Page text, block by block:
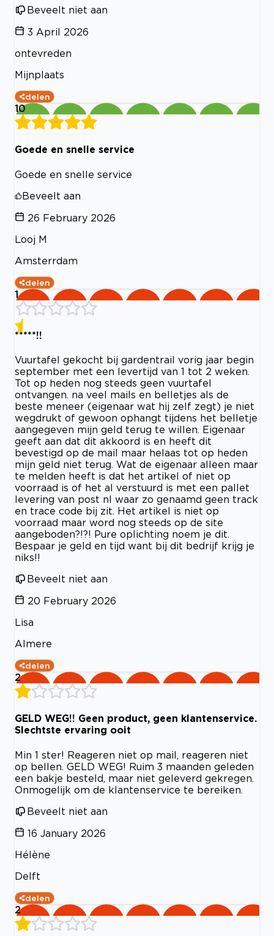
Beveelt niet aan
3 April 2026
ontevreden
Mijnplaats
delen
10
Goede en snelle service
Goede en snelle service
Beveelt aan
26 February 2026
Looj M
Amsterrdam
delen
1
*****!!
Vuurtafel gekocht bij gardentrail vorig jaar begin
september met een levertijd van 1 tot 2 weken.
Tot op heden nog steeds geen vuurtafel
ontvangen. na veel mails en belletjes als de
beste meneer (eigenaar wat hij zelf zegt) je niet
wegdrukt of gewoon ophangt tijdens het belletje
aangegeven mijn geld terug te willen. Eigenaar
geeft aan dat dit akkoord is en heeft dit
bevestigd op de mail maar helaas tot op heden
mijn geld niet terug. Wat de eigenaar alleen maar
te melden heeft is dat het artikel of niet op
voorraad is of het al verstuurd is met een pallet
levering van post nl waar zo genaamd geen track
en trace code bij zit. Het artikel is niet op
voorraad maar word nog steeds op de site
aangeboden?!?! Pure oplichting noem je dit.
Bespaar je geld en tijd want bij dit bedrijf krijg je
niks!!
Beveelt niet aan
20 February 2026
Lisa
Almere
delen
2
GELD WEG!! Geen product, geen klantenservice.
Slechtste ervaring ooit
Min 1 ster! Reageren niet op mail, reageren niet
op bellen. GELD WEG! Ruim 3 maanden geleden
een bakje besteld, maar niet geleverd gekregen.
Onmogelijk om de klantenservice te bereiken.
Beveelt niet aan
16 January 2026
Hélène
Delft
delen
2